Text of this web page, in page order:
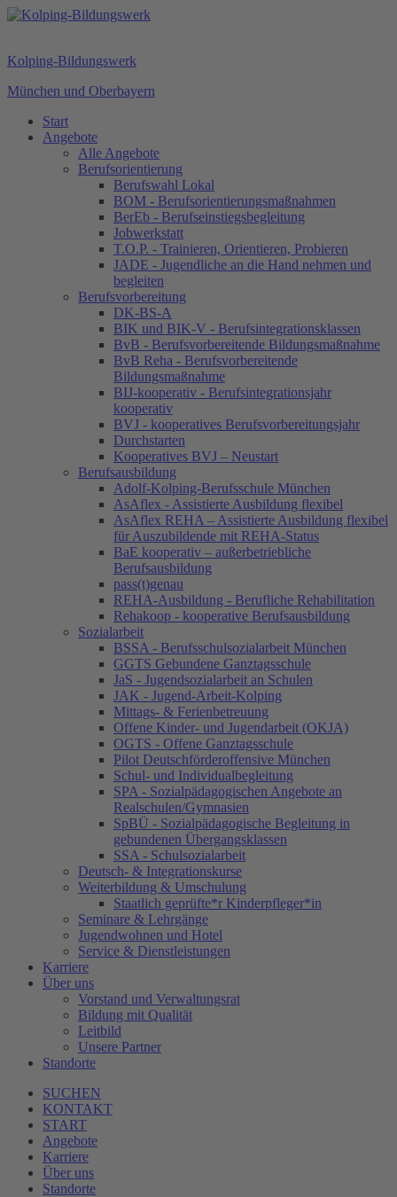
Kolping-Bildungswerk
München und Oberbayern
Start
Angebote
Alle Angebote
Berufsorientierung
Berufswahl Lokal
BOM - Berufsorientierungsmaßnahmen
BerEb - Berufseinstiegsbegleitung
Jobwerkstatt
T.O.P. - Trainieren, Orientieren, Probieren
JADE - Jugendliche an die Hand nehmen und
begleiten
Berufsvorbereitung
DK-BS-A
BIK und BIK-V - Berufsintegrationsklassen
BvB - Berufsvorbereitende Bildungsmaßnahme
BvB Reha - Berufsvorbereitende
Bildungsmaßnahme
BIJ-kooperativ - Berufsintegrationsjahr
kooperativ
BVJ - kooperatives Berufsvorbereitungsjahr
Durchstarten
Kooperatives BVJ – Neustart
Berufsausbildung
Adolf-Kolping-Berufsschule München
AsAflex - Assistierte Ausbildung flexibel
AsAflex REHA – Assistierte Ausbildung flexibel
für Auszubildende mit REHA-Status
BaE kooperativ – außerbetriebliche
Berufsausbildung
pass(t)genau
REHA-Ausbildung - Berufliche Rehabilitation
Rehakoop - kooperative Berufsausbildung
Sozialarbeit
BSSA - Berufsschulsozialarbeit München
GGTS Gebundene Ganztagsschule
JaS - Jugendsozialarbeit an Schulen
JAK - Jugend-Arbeit-Kolping
Mittags- & Ferienbetreuung
Offene Kinder- und Jugendarbeit (OKJA)
OGTS - Offene Ganztagsschule
Pilot Deutschförderoffensive München
Schul- und Individualbegleitung
SPA - Sozialpädagogischen Angebote an
Realschulen/Gymnasien
SpBÜ - Sozialpädagogische Begleitung in
gebundenen Übergangsklassen
SSA - Schulsozialarbeit
Deutsch- & Integrationskurse
Weiterbildung & Umschulung
Staatlich geprüfte*r Kinderpfleger*in
Seminare & Lehrgänge
Jugendwohnen und Hotel
Service & Dienstleistungen
Karriere
Über uns
Vorstand und Verwaltungsrat
Bildung mit Qualität
Leitbild
Unsere Partner
Standorte
SUCHEN
KONTAKT
START
Angebote
Karriere
Über uns
Standorte